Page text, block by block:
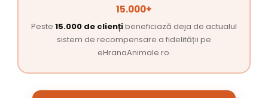
15.000+
Peste 15.000 de cliențibeneficiază deja de actualul
sistem de recompensare a fidelității pe
eHranaAnimale.ro.